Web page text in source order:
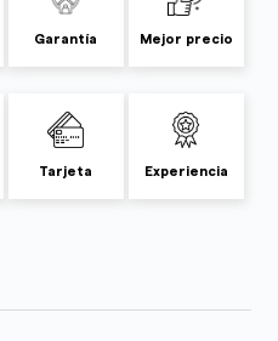
Garantía Mejor precio
Tarjeta Experiencia